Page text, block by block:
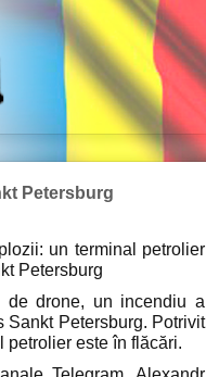
Petersburg
un terminal petrolier
Petersburg
de drone, un incendiu a
Sankt Petersburg. Potrivit
petrolier este în flăcări.